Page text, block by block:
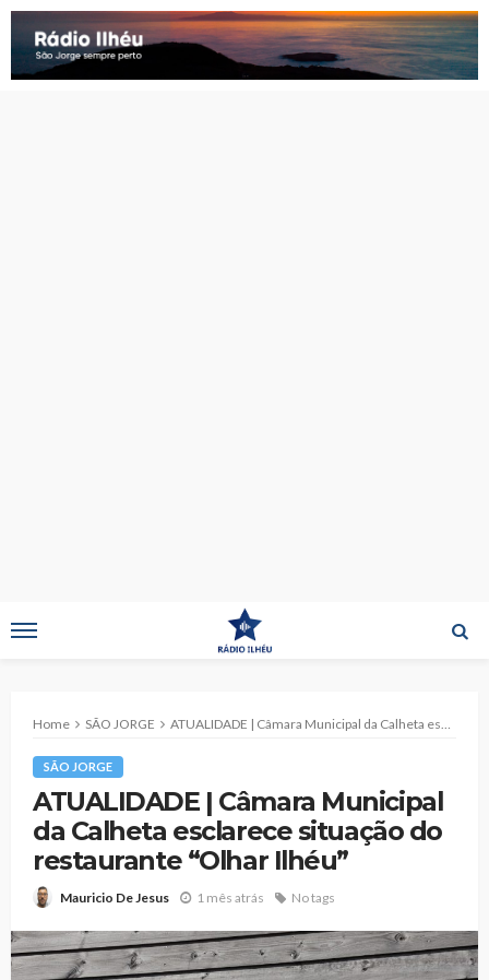
Home SÃO JORGE ATUALIDADE | Câmara Municipal da Calheta esclarece situação do restaurante “Olhar Ilhéu”
SÃO JORGE
ATUALIDADE | Câmara Municipal
da Calheta esclarece situação do
restaurante “Olhar Ilhéu”
Mauricio De Jesus 1 mês atrás No tags